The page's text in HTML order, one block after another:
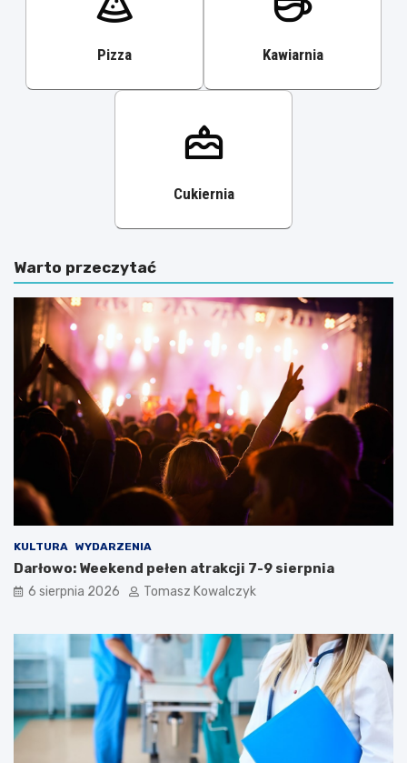
Pizza Kawiarnia
Cukiernia
Warto przeczytać
KULTURA WYDARZENIA
Darłowo: Weekend pełen atrakcji 7-9 sierpnia
6 sierpnia 2026 Tomasz Kowalczyk